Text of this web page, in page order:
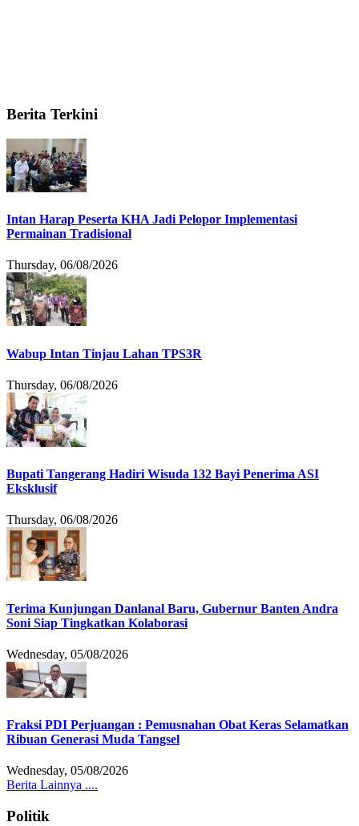
Berita Terkini
Intan Harap Peserta KHA Jadi Pelopor Implementasi
Permainan Tradisional
Thursday, 06/08/2026
Wabup Intan Tinjau Lahan TPS3R
Thursday, 06/08/2026
Bupati Tangerang Hadiri Wisuda 132 Bayi Penerima ASI
Eksklusif
Thursday, 06/08/2026
Terima Kunjungan Danlanal Baru, Gubernur Banten Andra
Soni Siap Tingkatkan Kolaborasi
Wednesday, 05/08/2026
Fraksi PDI Perjuangan : Pemusnahan Obat Keras Selamatkan
Ribuan Generasi Muda Tangsel
Wednesday, 05/08/2026
Berita Lainnya ....
Politik